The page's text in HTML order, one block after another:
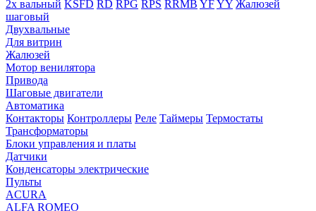
2х вальный KSFD RD RPG RPS RRMB YFYY Жалюзей
шаговый
Двухвальные
Для витрин
Жалюзей
Мотор венилятора
Привода
Шаговые двигатели
Автоматика
Контакторы Контроллеры Реле Таймеры Термостаты
Трансформаторы
Блоки управления и платы
Датчики
Конденсаторы электрические
Пульты
ACURA
ALFA ROMEO